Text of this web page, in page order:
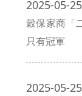
2025-05-25
穀保家商「
只有冠軍
2025-05-25